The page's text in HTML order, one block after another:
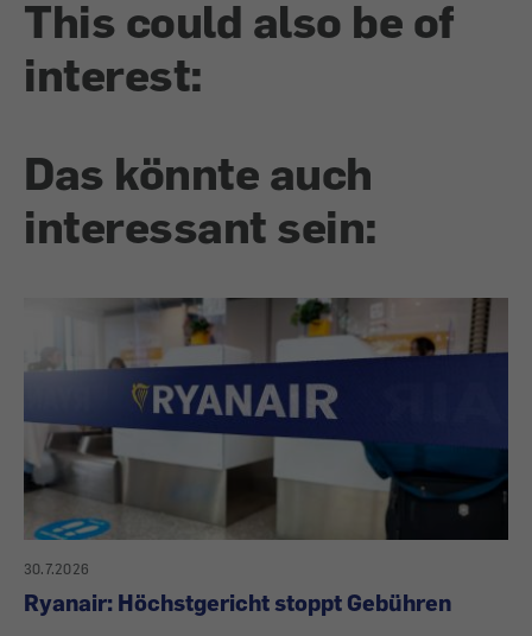
This could also be of
interest:
Das könnte auch
interessant sein:
30.7.2026
Ryanair: Höchstgericht stoppt Gebühren